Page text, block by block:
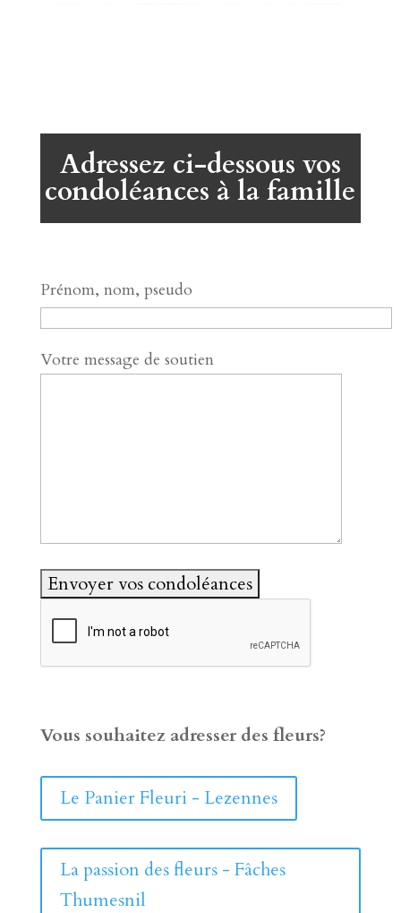
Adressez ci-dessous vos
condoléances à la famille
Prénom, nom, pseudo
Votre message de soutien
Vous souhaitez adresser des fleurs?
Le Panier Fleuri - Lezennes
La passion des fleurs - Fâches
Thumesnil